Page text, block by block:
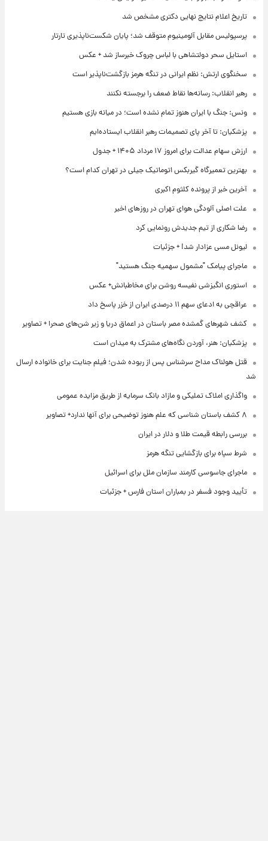
تاریخ اعلام نتایج نهایی دکتری مشخص شد
پرسپولیس مقابل آلومینیوم متوقف شد؛ پایان شکست‌ناپذیری تارتار
استایل سحر دولتشاهی با لباس چروک خبرساز شد + عکس
سخنگوی ارتش: نظم ایرانی در تنگه هرمز بازگشت‌ناپذیر است
رهبر انقلاب: رسانه‌ها نقاط ضعف را برجسته نکنند
ونس: جنگ با ایران هنوز تمام نشده است؛ در میانه بازی هستیم
پزشکیان: تا آخر پای تصمیمات رهبر انقلاب ایستاده‌ایم
ارزش سهام عدالت برای امروز ۱۷ مرداد ۱۴۰۵ + جدول
بهترین تعمیرگاه گیربکس اتوماتیک جیلی در تهران کدام است؟
آخرین خبر از پرونده کلثوم اکبری
علت اصلی آلودگی هوای تهران در روزهای اخیر
رضا شکاری از تیم جدیدش رونمایی کرد
لیونل مسی عزادار شد! + جزئیات
ماجرای پیامک "مشمول سهمیه جنگ هستید"
استوری انگیزشی نفیسه روشن برای مخاطبانش+ عکس
عراقچی به ادعای سهم ۱۱ درصدی ایران از خزر پاسخ داد
کشف شهرهای گمشده مصر باستان در اعماق دریا و زیر شن‌های صحرا + تصاویر
پزشکیان: هنر، آوردن نگاه‌های مشترک به میدان است
قتل هولناک مداح سرشناس پس از ربوده شدن؛ فیلم جنایت برای خانواده ارسال
شد
واگذاری املاک تملیکی و مازاد بانک سرمایه از طریق مزایده عمومی
۸ کشف باستان شناسی که علم هنوز توضیحی برای آنها ندارد+ تصاویر
بررسی رابطه قیمت طلا و دلار در ایران
شرط سپاه برای بازگشایی تنگه هرمز
ماجرای جاسوسی کارمند سازمان ملل برای اسرائیل
تأیید وجود فسفر در بمباران استان فارس + جزئیات